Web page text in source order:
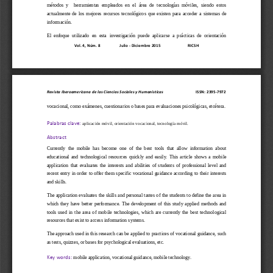
Vol. 4, Núm. 8 Julio - Diciembre 2015 RICSH
métodos  y    herramientas  empleados  en  el  área  de  tecnologías  móviles,  siendo  estos
actualmente  de  los  mejores  recursos  tecnológicos  que  existen  para  acceder  a  sistemas  de
información.
El  enfoque  utilizado  en  esta  investigación  puede  aplicarse  a  prácticas  de  orientación
Revista Iberoamericana de las Ciencias Sociales y Humanísticas ISSN: 2395-7972
vocacional, como exámenes, cuestionarios o bases para evaluaciones psicológicas, etcétera.
Palabras clave: aplicación móvil, orientación vocacional, tecnología móvil.
Abstract
Currently  the  mobile  has  become  one  of  the  best  tools  that  allow  information  about
educational  and  technological  resources  quickly  and  easily.  This  article  shows  a  mobile
application  that  evaluates  the  interests  and  abilities  of  students  of  professional  level  and
recent entry in order to offer them specific vocational guidance according to their interests
and skills.
The application evaluates the skills and personal tastes of the students to define the area in
which  they  have  better  performance.  The  development  of  this  study  applied  methods  and
tools  used  in  the  area  of  mobile  technologies,  which  are  currently  the  best  technological
resources that exist to access information systems.
The approach used in this research can be applied to practices of vocational guidance, such
as tests, quizzes, or bases for psychological evaluations, etc.
Key words: mobile application, vocational guidance, mobile technology.